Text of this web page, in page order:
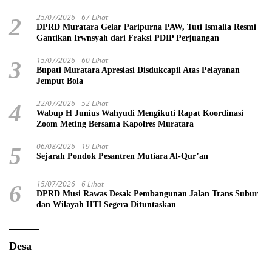
2 25/07/2026 67 Lihat
DPRD Muratara Gelar Paripurna PAW, Tuti Ismalia Resmi
Gantikan Irwnsyah dari Fraksi PDIP Perjuangan
3 15/07/2026 60 Lihat
Bupati Muratara Apresiasi Disdukcapil Atas Pelayanan
Jemput Bola
4 22/07/2026 52 Lihat
Wabup H Junius Wahyudi Mengikuti Rapat Koordinasi
Zoom Meting Bersama Kapolres Muratara
5 06/08/2026 19 Lihat
Sejarah Pondok Pesantren Mutiara Al-Qur’an
6 15/07/2026 6 Lihat
DPRD Musi Rawas Desak Pembangunan Jalan Trans Subur
dan Wilayah HTI Segera Dituntaskan
Desa